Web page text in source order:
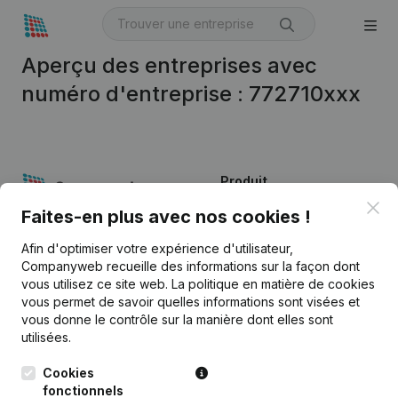
Aperçu des entreprises avec
numéro d'entreprise : 772710xxx
Faites-en plus avec nos cookies !
Afin d'optimiser votre expérience d'utilisateur,
Companyweb recueille des informations sur la façon dont
vous utilisez ce site web. La politique en matière de cookies
vous permet de savoir quelles informations sont visées et
vous donne le contrôle sur la manière dont elles sont
utilisées.
Cookies
fonctionnels
Français
Kantorenpark Everest
Leuvensesteenweg
248D,
Produit
Informations d’entreprise
Monitoring
Recherche internationale
Prospection